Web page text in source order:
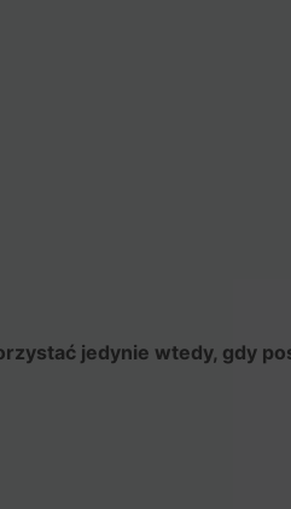
jedynie wtedy, gdy